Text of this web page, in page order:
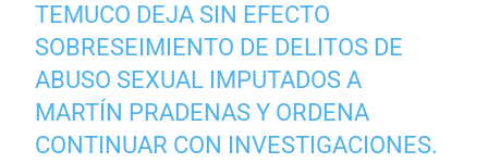
TEMUCO DEJA SIN EFECTO
SOBRESEIMIENTO DE DELITOS DE
ABUSO SEXUAL IMPUTADOS A
MARTÍN PRADENAS Y ORDENA
CONTINUAR CON INVESTIGACIONES.